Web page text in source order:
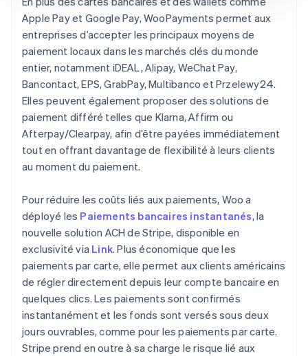
Apple Pay et Google Pay, WooPayments permet aux
entreprises d’accepter les principaux moyens de
paiement locaux dans les marchés clés du monde
entier, notamment iDEAL, Alipay, WeChat Pay,
Bancontact, EPS, GrabPay, Multibanco et Przelewy24.
Elles peuvent également proposer des solutions de
paiement différé telles que Klarna, Affirm ou
Afterpay/Clearpay, afin d’être payées immédiatement
tout en offrant davantage de flexibilité à leurs clients
au moment du paiement.
Pour réduire les coûts liés aux paiements, Woo a
déployé les Paiements bancaires instantanés, la
nouvelle solution ACH de Stripe, disponible en
exclusivité via Link. Plus économique que les
paiements par carte, elle permet aux clients américains
de régler directement depuis leur compte bancaire en
quelques clics. Les paiements sont confirmés
instantanément et les fonds sont versés sous deux
jours ouvrables, comme pour les paiements par carte.
Stripe prend en outre à sa charge le risque lié aux